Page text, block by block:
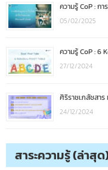
ความรู้ CoP : ก
05/02/2025
ความรู้ CoP : 6
27/12/2024
ศิริราชเภสัชสาร
24/12/2024
สาระความรู้ (ล่าสุ